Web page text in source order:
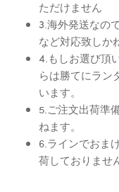
ただけません
3.海外発送なの
など対応致しか
4.もしお選び頂
らは勝てにラン
います。
5.ご注文出荷準
ねます。
6.ラインでおま
荷しておりませ